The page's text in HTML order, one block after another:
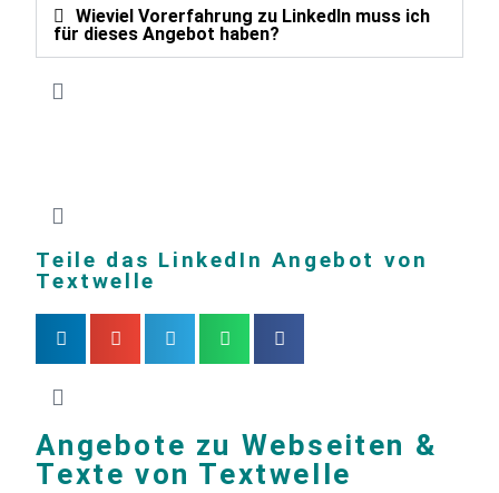
Wieviel Vorerfahrung zu LinkedIn muss ich
für dieses Angebot haben?
Teile das LinkedIn Angebot von
Textwelle
Angebote zu Webseiten &
Texte von Textwelle